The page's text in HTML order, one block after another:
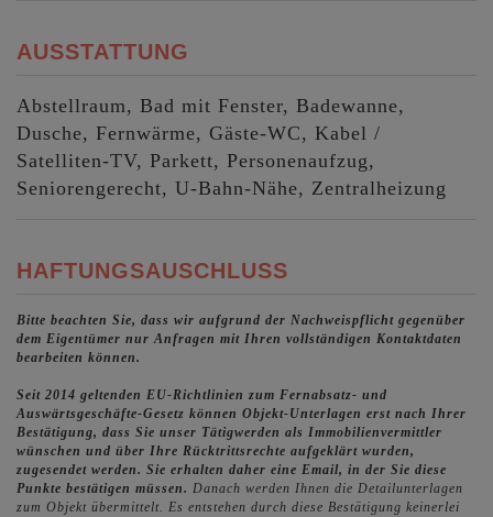
AUSSTATTUNG
Abstellraum Bad mit Fenster Badewanne
Dusche
Fernwärme Gäste-WC
Kabel /
Satelliten-TV Parkett
Personenaufzug
Seniorengerecht
U-Bahn-Nähe Zentralheizung
HAFTUNGSAUSCHLUSS
Bitte beachten Sie, dass wir aufgrund der Nachweispflicht gegenüber
dem Eigentümer nur Anfragen mit Ihren vollständigen Kontaktdaten
bearbeiten können.
Seit 2014 geltenden EU-Richtlinien zum Fernabsatz- und
Auswärtsgeschäfte-Gesetz können Objekt-Unterlagen erst nach Ihrer
Bestätigung, dass Sie unser Tätigwerden als Immobilienvermittler
wünschen und über Ihre Rücktrittsrechte aufgeklärt wurden,
zugesendet werden. Sie erhalten daher eine Email, in der Sie diese
Punkte bestätigen müssen. Danach werden Ihnen die Detailunterlagen
zum Objekt übermittelt. Es entstehen durch diese Bestätigung keinerlei